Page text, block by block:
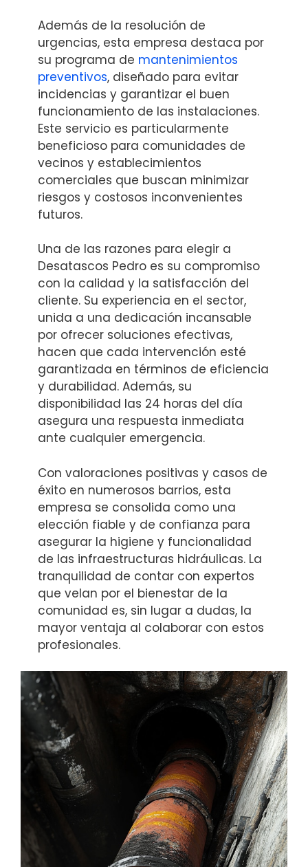
Además de la resolución de
urgencias, esta empresa destaca por
su programa de mantenimientos
preventivos, diseñado para evitar
incidencias y garantizar el buen
funcionamiento de las instalaciones.
Este servicio es particularmente
beneficioso para comunidades de
vecinos y establecimientos
comerciales que buscan minimizar
riesgos y costosos inconvenientes
futuros.
Una de las razones para elegir a
Desatascos Pedro es su compromiso
con la calidad y la satisfacción del
cliente. Su experiencia en el sector,
unida a una dedicación incansable
por ofrecer soluciones efectivas,
hacen que cada intervención esté
garantizada en términos de eficiencia
y durabilidad. Además, su
disponibilidad las 24 horas del día
asegura una respuesta inmediata
ante cualquier emergencia.
Con valoraciones positivas y casos de
éxito en numerosos barrios, esta
empresa se consolida como una
elección fiable y de confianza para
asegurar la higiene y funcionalidad
de las infraestructuras hidráulicas. La
tranquilidad de contar con expertos
que velan por el bienestar de la
comunidad es, sin lugar a dudas, la
mayor ventaja al colaborar con estos
profesionales.